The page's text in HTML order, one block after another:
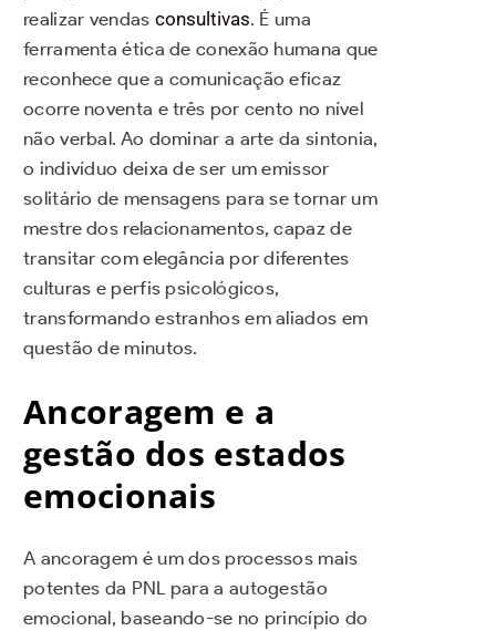
realizar vendas consultivas. É uma
ferramenta ética de conexão humana que
reconhece que a comunicação eficaz
ocorre noventa e três por cento no nível
não verbal. Ao dominar a arte da sintonia,
o indivíduo deixa de ser um emissor
solitário de mensagens para se tornar um
mestre dos relacionamentos, capaz de
transitar com elegância por diferentes
culturas e perfis psicológicos,
transformando estranhos em aliados em
questão de minutos.
Ancoragem e a
gestão dos estados
emocionais
A ancoragem é um dos processos mais
potentes da PNL para a autogestão
emocional, baseando-se no princípio do